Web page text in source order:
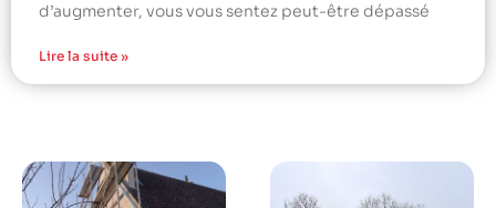
d’augmenter, vous vous sentez peut-être dépassé
Lire la suite »